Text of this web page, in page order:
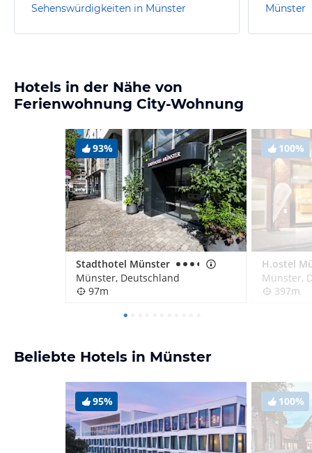
Sehenswürdigkeiten in Münster Münster
Hotels in der Nähe von
Ferienwohnung City-Wohnung
93%
Stadthotel Münster
Münster, Deutschland
97m
100%
H.ostel
Münster,
397m
Beliebte Hotels in Münster
95% 100%